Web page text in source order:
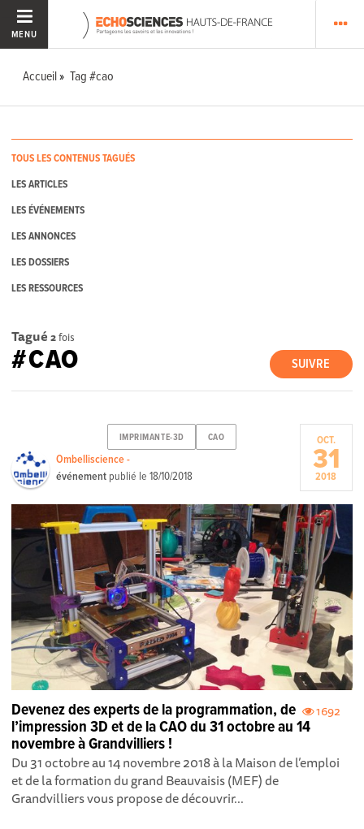
MENU
Accueil Tag #cao
TOUS LES CONTENUS TAGUÉS
LES ARTICLES
LES ÉVÉNEMENTS
LES ANNONCES
LES DOSSIERS
LES RESSOURCES
Tagué 2fois
SUIVRE
#CAO
IMPRIMANTE-3D CAO
Ombelliscience -
événement publié le18/10/2018
OCT.
31
2018
1692
Devenez des experts de la programmation, de
l’impression 3D et de la CAO du 31 octobre au 14
novembre à Grandvilliers !
Du 31 octobre au 14 novembre 2018 à la Maison de l’emploi
et de la formation du grand Beauvaisis (MEF) de
Grandvilliers vous propose de découvrir...